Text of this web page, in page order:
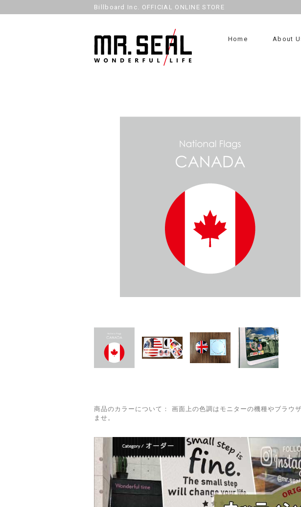
Billboard Inc. OFFICIAL ONLINE STORE
Home About
商品のカラーについて： 画面上の色調はモニターの機種やブラウ
ませ。